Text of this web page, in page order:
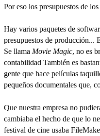
Por eso los presupuestos de
Hay varios paquetes de
presupuestos de producción...
Se llama Movie Magic, no es
contabilidad También es
gente que hace películas
pequeños documentales que,
Que nuestra empresa no
cambiaba el hecho de que lo
festival de cine usaba